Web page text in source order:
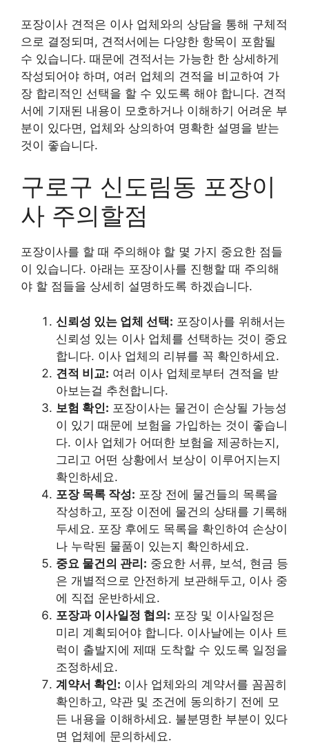
포장이사 견적은 이사 업체와의 상담을 통해 구체적
으로 결정되며, 견적서에는 다양한 항목이 포함될
수 있습니다. 때문에 견적서는 가능한 한 상세하게
작성되어야 하며, 여러 업체의 견적을 비교하여 가
장 합리적인 선택을 할 수 있도록 해야 합니다. 견적
서에 기재된 내용이 모호하거나 이해하기 어려운 부
분이 있다면, 업체와 상의하여 명확한 설명을 받는
것이 좋습니다.
구로구 신도림동 포장이
사 주의할점
포장이사를 할 때 주의해야 할 몇 가지 중요한 점들
이 있습니다. 아래는 포장이사를 진행할 때 주의해
야 할 점들을 상세히 설명하도록 하겠습니다.
신뢰성 있는 업체 선택: 포장이사를 위해서는
신뢰성 있는 이사 업체를 선택하는 것이 중요
합니다. 이사 업체의 리뷰를 꼭 확인하세요.
견적 비교: 여러 이사 업체로부터 견적을 받
아보는걸 추천합니다.
보험 확인: 포장이사는 물건이 손상될 가능성
이 있기 때문에 보험을 가입하는 것이 좋습니
다. 이사 업체가 어떠한 보험을 제공하는지,
그리고 어떤 상황에서 보상이 이루어지는지
확인하세요.
포장 목록 작성: 포장 전에 물건들의 목록을
작성하고, 포장 이전에 물건의 상태를 기록해
두세요. 포장 후에도 목록을 확인하여 손상이
나 누락된 물품이 있는지 확인하세요.
중요 물건의 관리: 중요한 서류, 보석, 현금 등
은 개별적으로 안전하게 보관해두고, 이사 중
에 직접 운반하세요.
포장과 이사일정 협의: 포장 및 이사일정은
미리 계획되어야 합니다. 이사날에는 이사 트
럭이 출발지에 제때 도착할 수 있도록 일정을
조정하세요.
계약서 확인: 이사 업체와의 계약서를 꼼꼼히
확인하고, 약관 및 조건에 동의하기 전에 모
든 내용을 이해하세요. 불분명한 부분이 있다
면 업체에 문의하세요.